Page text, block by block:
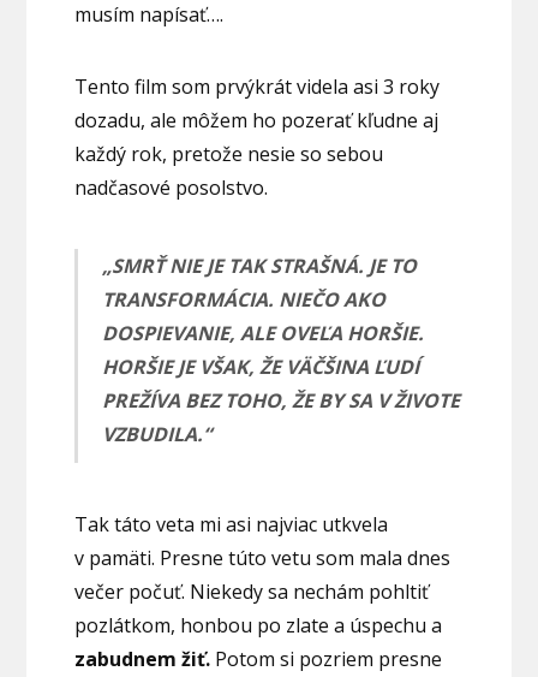
musím napísať….
Tento film som prvýkrát videla asi 3 roky
dozadu, ale môžem ho pozerať kľudne aj
každý rok, pretože nesie so sebou
nadčasové posolstvo.
„SMRŤ NIE JE TAK STRAŠNÁ. JE TO
TRANSFORMÁCIA. NIEČO AKO
DOSPIEVANIE, ALE OVEĽA HORŠIE.
HORŠIE JE VŠAK, ŽE VÄČŠINA ĽUDÍ
PREŽÍVA BEZ TOHO, ŽE BY SA V ŽIVOTE
VZBUDILA.“
Tak táto veta mi asi najviac utkvela
v pamäti. Presne túto vetu som mala dnes
večer počuť. Niekedy sa nechám pohltiť
pozlátkom, honbou po zlate a úspechu a
zabudnem žiť. Potom si pozriem presne